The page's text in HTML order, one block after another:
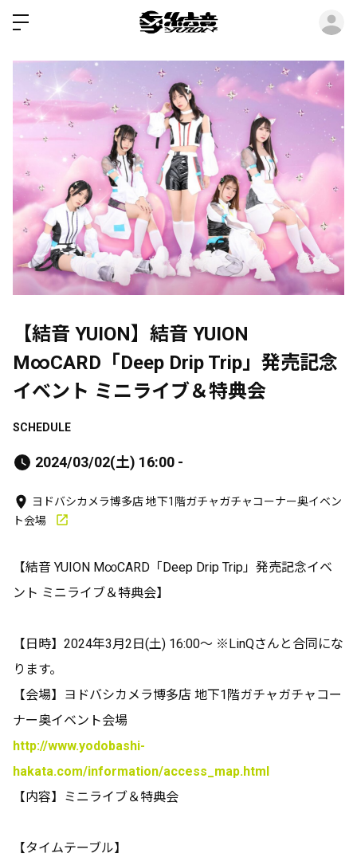
【結音 YUION】結音 YUION
M∞CARD「Deep Drip Trip」発売記念
イベント ミニライブ＆特典会
SCHEDULE
2024/03/02(土) 16:00 -
ヨドバシカメラ博多店 地下1階ガチャガチャコーナー奥イベン
ト会場
【結音 YUION M∞CARD「Deep Drip Trip」発売記念イベ
ント ミニライブ＆特典会】
【日時】2024年3月2日(土) 16:00～ ※LinQさんと合同にな
ります。
【会場】ヨドバシカメラ博多店 地下1階ガチャガチャコー
ナー奥イベント会場
http://www.yodobashi-
hakata.com/information/access_map.html
【内容】ミニライブ＆特典会
【タイムテーブル】